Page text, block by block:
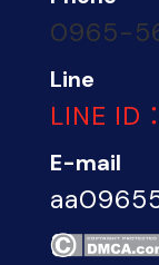
0965-
Line
LINE ID
E-mail